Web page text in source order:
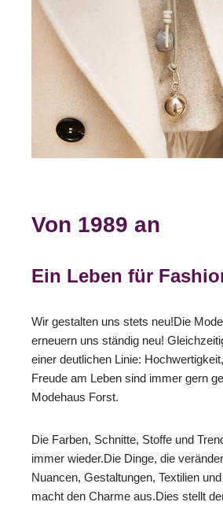
Von 1989 an
Ein Leben für
Wir gestalten uns stets neu!Die
erneuern uns ständig neu!
einer deutlichen Linie:
Freude am Leben sind immer gern
Modehaus Forst.
Die Farben, Schnitte, Stoffe und
immer wieder.Die Dinge, die
Nuancen, Gestaltungen, Textilien
macht den Charme aus.Dies stellt